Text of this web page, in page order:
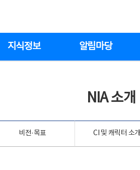
지식정보 알림마당
NIA 소개
비전·목표 CI 및 캐릭터 소개